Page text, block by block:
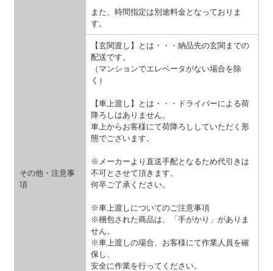
また、時間指定は別途料金となっておりま
す。
その他・注意事
項
【玄関渡し】とは・・・納品先の玄関までの
配送です。
（マンションでエレベータがない場合を除
く）
【車上渡し】とは・・・ ドライバーによる荷
降ろしはありません。
車上からお客様にて荷降ろししていただく形
態でございます。
※メーカーより直送手配となるため代引きは
不可とさせて頂きます。
何卒ご了承ください。
※車上渡しについてのご注意事項
※梱包された商品は、「手がかり」がありま
せん。
※車上渡しの場合、お客様にて作業人員を確
保し、
安全に作業を行ってください。